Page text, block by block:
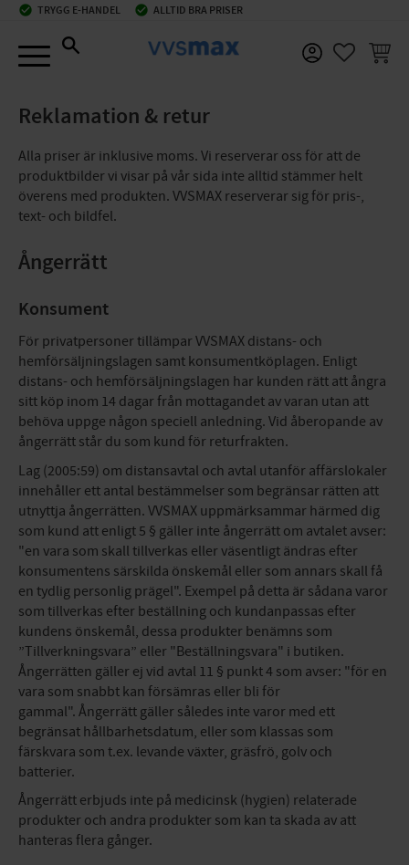
check_circle TRYGG E-HANDEL check_circle ALLTID BRA PRISER
Reklamation & retur
Alla priser är inklusive moms. Vi reserverar oss för att de
produktbilder vi visar på vår sida inte alltid stämmer helt
överens med produkten. VVSMAX reserverar sig för pris-,
text- och bildfel.
Ångerrätt
Konsument
För privatpersoner tillämpar VVSMAX distans- och
hemförsäljningslagen samt konsumentköplagen. Enligt
distans- och hemförsäljningslagen har kunden rätt att ångra
sitt köp inom 14 dagar från mottagandet av varan utan att
behöva uppge någon speciell anledning. Vid åberopande av
ångerrätt står du som kund för returfrakten.
Lag (2005:59) om distansavtal och avtal utanför affärslokaler
innehåller ett antal bestämmelser som begränsar rätten att
utnyttja ångerrätten. VVSMAX uppmärksammar härmed dig
som kund att enligt 5 § gäller inte ångerrätt om avtalet avser:
"en vara som skall tillverkas eller väsentligt ändras efter
konsumentens särskilda önskemål eller som annars skall få
en tydlig personlig prägel". Exempel på detta är sådana varor
som tillverkas efter beställning och kundanpassas efter
kundens önskemål, dessa produkter benämns som
”Tillverkningsvara” eller "Beställningsvara" i butiken.
Ångerrätten gäller ej vid avtal 11 § punkt 4 som avser: "för en
vara som snabbt kan försämras eller bli för
gammal". Ångerrätt gäller således inte varor med ett
begränsat hållbarhetsdatum, eller som klassas som
färskvara som t.ex. levande växter, gräsfrö, golv och
batterier.
Ångerrätt erbjuds inte på medicinsk (hygien) relaterade
produkter och andra produkter som kan ta skada av att
hanteras flera gånger.